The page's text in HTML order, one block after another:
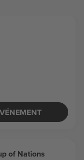
of Nations